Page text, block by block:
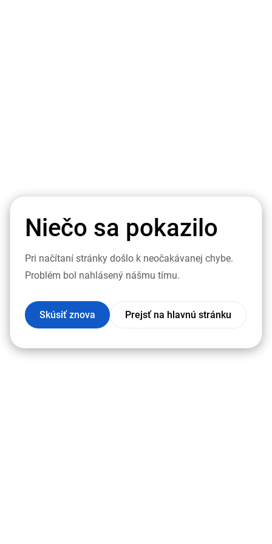
Niečo sa pokazilo
Pri načítaní stránky došlo k neočakávanej chybe.
Problém bol nahlásený nášmu tímu.
Skúsiť znova Prejsť na hlavnú stránku